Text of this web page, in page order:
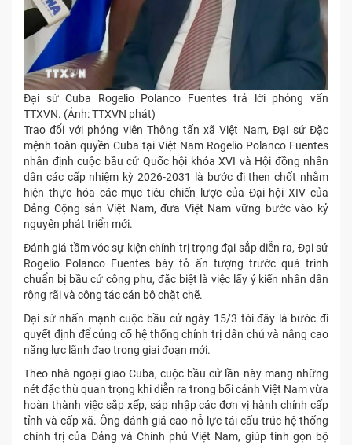
Đại sứ Cuba Rogelio Polanco Fuentes trả lời phỏng vấn
TTXVN. (Ảnh: TTXVN phát)
Trao đổi với phóng viên Thông tấn xã Việt Nam, Đại sứ Đặc
mệnh toàn quyền Cuba tại Việt Nam Rogelio Polanco Fuentes
nhận định cuộc bầu cử Quốc hội khóa XVI và Hội đồng nhân
dân các cấp nhiệm kỳ 2026-2031 là bước đi then chốt nhằm
hiện thực hóa các mục tiêu chiến lược của Đại hội XIV của
Đảng Cộng sản Việt Nam, đưa Việt Nam vững bước vào kỷ
nguyên phát triển mới.
Đánh giá tầm vóc sự kiện chính trị trọng đại sắp diễn ra, Đại sứ
Rogelio Polanco Fuentes bày tỏ ấn tượng trước quá trình
chuẩn bị bầu cử công phu, đặc biệt là việc lấy ý kiến nhân dân
rộng rãi và công tác cán bộ chặt chẽ.
Đại sứ nhấn mạnh cuộc bầu cử ngày 15/3 tới đây là bước đi
quyết định để củng cố hệ thống chính trị dân chủ và nâng cao
năng lực lãnh đạo trong giai đoạn mới.
Theo nhà ngoại giao Cuba, cuộc bầu cử lần này mang những
nét đặc thù quan trọng khi diễn ra trong bối cảnh Việt Nam vừa
hoàn thành việc sắp xếp, sáp nhập các đơn vị hành chính cấp
tỉnh và cấp xã. Ông đánh giá cao nỗ lực tái cấu trúc hệ thống
chính trị của Đảng và Chính phủ Việt Nam, giúp tinh gọn bộ